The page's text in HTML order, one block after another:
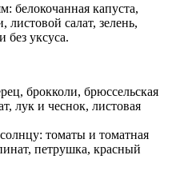
белокочанная капуста,
листовой салат, зелень,
уксуса.
брокколи, брюссельская
лук и чеснок, листовая
томаты и томатная
петрушка, красный